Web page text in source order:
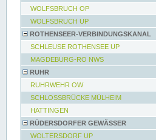
WOLFSBRUCH OP
WOLFSBRUCH UP
ROTHENSEER-VERBINDUNGSKANAL
SCHLEUSE ROTHENSEE UP
MAGDEBURG-RO NWS
RUHR
RUHRWEHR OW
SCHLOSSBRÜCKE MÜLHEIM
HATTINGEN
RÜDERSDORFER GEWÄSSER
WOLTERSDORF UP